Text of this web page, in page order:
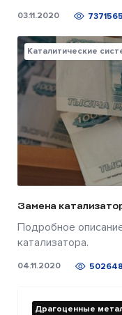
03.11.2020 7371565
Каталитические
Замена
Подробное
катализатора.
04.11.2020
Драгоценные